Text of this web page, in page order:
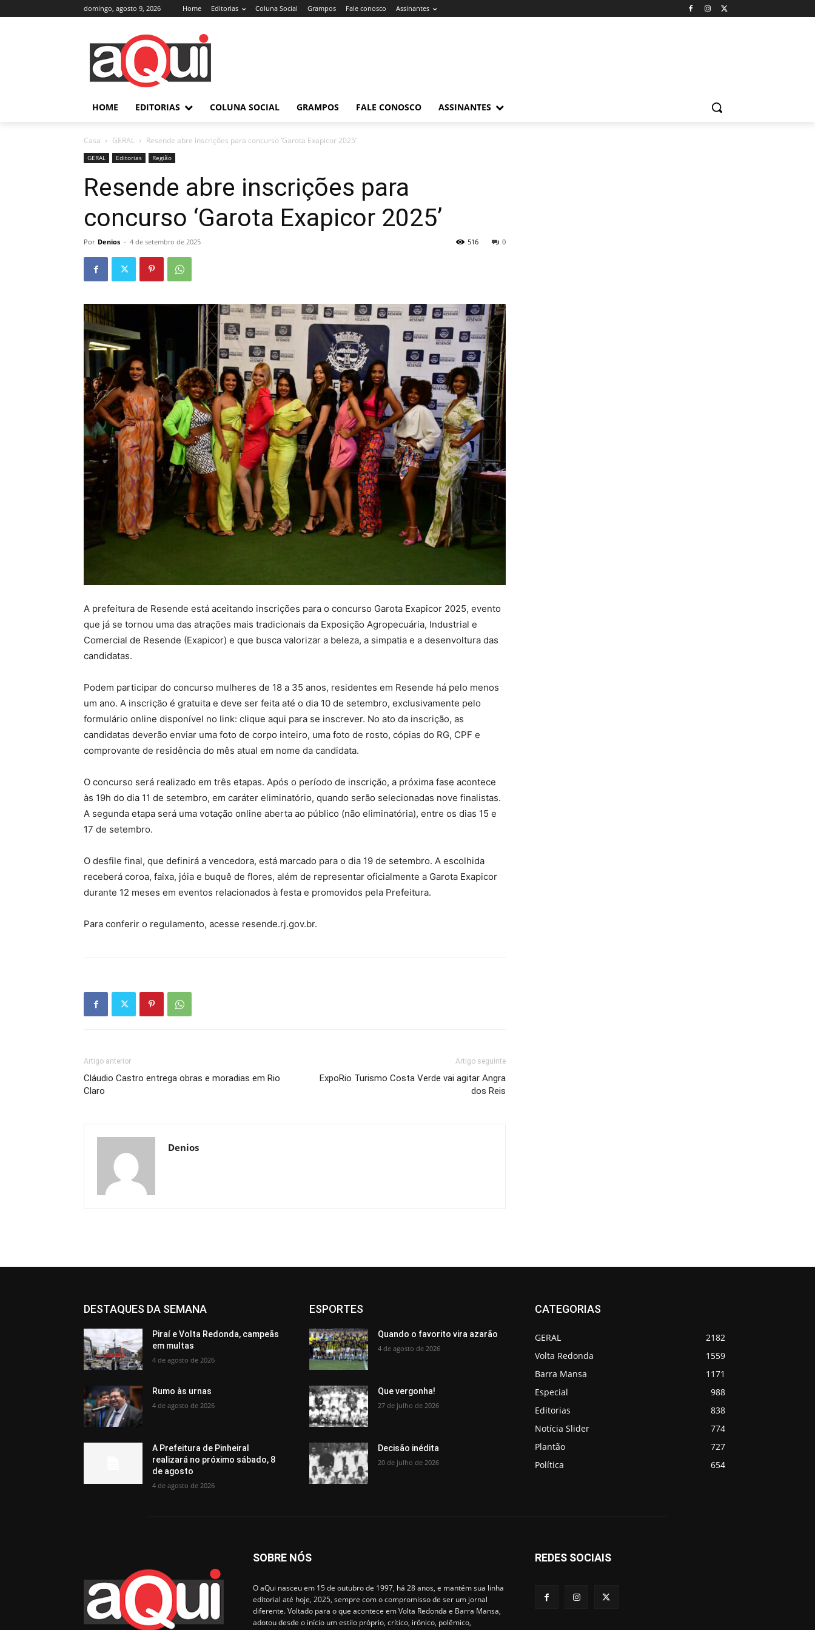
domingo, agosto 9, 2026 Home Editorias Coluna Social Grampos Fale conosco Assinantes
HOME EDITORIAS COLUNA SOCIAL GRAMPOS FALE CONOSCO ASSINANTES
Casa GERAL Resende abre inscrições para concurso ‘Garota Exapicor 2025’
GERAL Editorias Região
Resende abre inscrições para
concurso ‘Garota Exapicor 2025’
Por Denios - 4 de setembro de 2025 0
516
A prefeitura de Resende está aceitando inscrições para o concurso Garota Exapicor 2025, evento
que já se tornou uma das atrações mais tradicionais da Exposição Agropecuária, Industrial e
Comercial de Resende (Exapicor) e que busca valorizar a beleza, a simpatia e a desenvoltura das
candidatas.
Podem participar do concurso mulheres de 18 a 35 anos, residentes em Resende há pelo menos
um ano. A inscrição é gratuita e deve ser feita até o dia 10 de setembro, exclusivamente pelo
formulário online disponível no link: clique aqui para se inscrever. No ato da inscrição, as
candidatas deverão enviar uma foto de corpo inteiro, uma foto de rosto, cópias do RG, CPF e
comprovante de residência do mês atual em nome da candidata.
O concurso será realizado em três etapas. Após o período de inscrição, a próxima fase acontece
às 19h do dia 11 de setembro, em caráter eliminatório, quando serão selecionadas nove finalistas.
A segunda etapa será uma votação online aberta ao público (não eliminatória), entre os dias 15 e
17 de setembro.
O desfile final, que definirá a vencedora, está marcado para o dia 19 de setembro. A escolhida
receberá coroa, faixa, jóia e buquê de flores, além de representar oficialmente a Garota Exapicor
durante 12 meses em eventos relacionados à festa e promovidos pela Prefeitura.
Para conferir o regulamento, acesse resende.rj.gov.br.
Artigo anterior
Cláudio Castro entrega obras e moradias em Rio
Claro
Artigo seguinte
ExpoRio Turismo Costa Verde vai agitar Angra
dos Reis
Denios
DESTAQUES DA SEMANA
Piraí e Volta Redonda, campeãs
em multas
4 de agosto de 2026
Rumo às urnas
4 de agosto de 2026
A Prefeitura de Pinheiral
realizará no próximo sábado, 8
de agosto
4 de agosto de 2026
ESPORTES
Quando o favorito vira azarão
4 de agosto de 2026
Que vergonha!
27 de julho de 2026
Decisão inédita
20 de julho de 2026
CATEGORIAS
GERAL
2182
Volta Redonda
1559
Barra Mansa
1171
Especial
988
Editorias
838
Notícia Slider
774
Plantão
727
Política
654
SOBRE NÓS
O aQui nasceu em 15 de outubro de 1997, há 28 anos, e mantém sua linha
editorial até hoje, 2025, sempre com o compromisso de ser um jornal
diferente. Voltado para o que acontece em Volta Redonda e Barra Mansa,
adotou desde o início um estilo próprio, crítico, irônico, polêmico,
REDES SOCIAIS